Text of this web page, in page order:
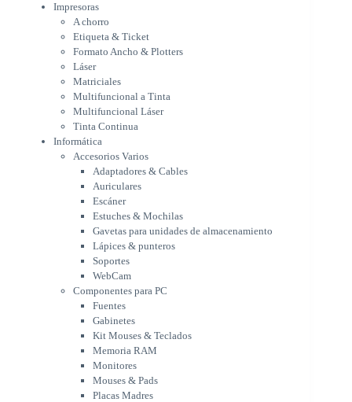
Multifuncional Láser
Tinta Continua
Informática
Accesorios Varios
Adaptadores & Cables
Auriculares
Escáner
Estuches & Mochilas
Gavetas para unidades de
almacenamiento
Lápices & punteros
Soportes
WebCam
Componentes para PC
Fuentes
Gabinetes
Kit Mouses & Teclados
Memoria RAM
Monitores
Mouses & Pads
Placas Madres
Procesadores
Refrigeración & Enfriamiento
Tarjetas Gráficas
Teclados
Equipos NUC
Impresoras
A chorro
Etiqueta & Ticket
Formato Ancho & Plotters
Láser
Matriciales
Multifuncional a Tinta
Multifuncional Láser
Tinta Continua
Informática
Accesorios Varios
Adaptadores & Cables
Auriculares
Escáner
Estuches & Mochilas
Gavetas para unidades de almacenamiento
Lápices & punteros
Soportes
WebCam
Componentes para PC
Fuentes
Gabinetes
Kit Mouses & Teclados
Memoria RAM
Monitores
Mouses & Pads
Placas Madres